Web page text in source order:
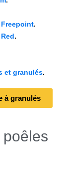
.
.
et granulés.
à granulés
poêles